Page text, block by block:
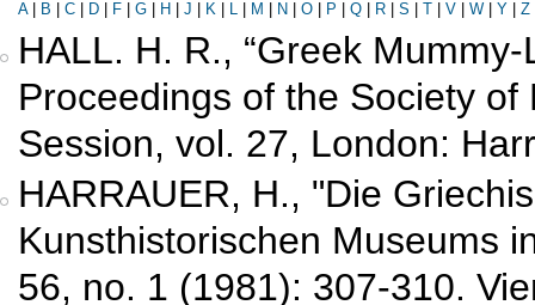
A B C D F G H J K M N O P Q R S T V W Y Z
HALL. H. R., “Greek
Proceedings of the Society
Session, vol. 27, London:
HARRAUER, H., "Die
Kunsthistorischen Museums
56, no. 1 (1981): 307-310.